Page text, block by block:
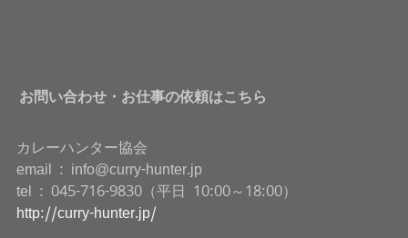
お問い合わせ・お仕事の依頼はこちら
カレーハンター協会
email : info@curry-hunter.jp
tel : 045-716-9830（平日 10:00～18:00）
http://curry-hunter.jp/